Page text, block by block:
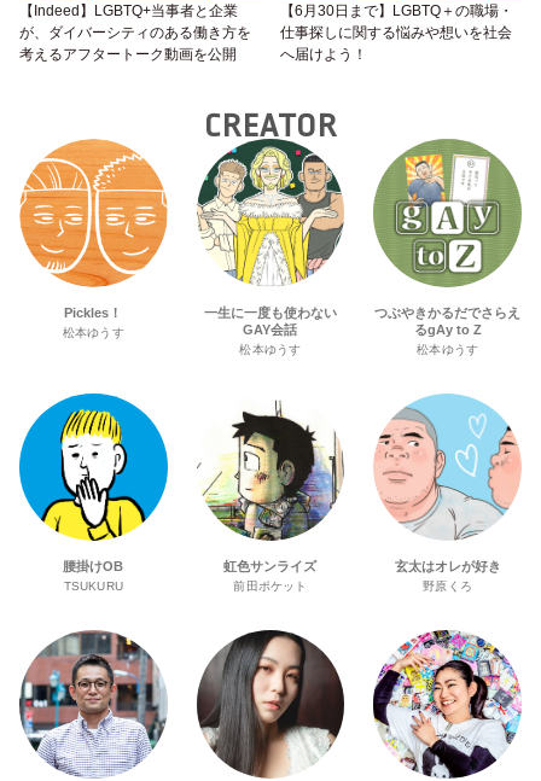
【Indeed】LGBTQ+当事者と企業
が、ダイバーシティのある働き方を
考えるアフタートーク動画を公開
【6月30日まで】LGBTQ＋の職場・
仕事探しに関する悩みや想いを社会
へ届けよう！
CREATOR
Pickles！
松本ゆうす
一生に一度も使わない
GAY会話
松本ゆうす
つぶやきかるだでさらえ
るgAy to Z
松本ゆうす
腰掛けOB
TSUKURU
虹色サンライズ
前田ポケット
玄太はオレが好き
野原くろ